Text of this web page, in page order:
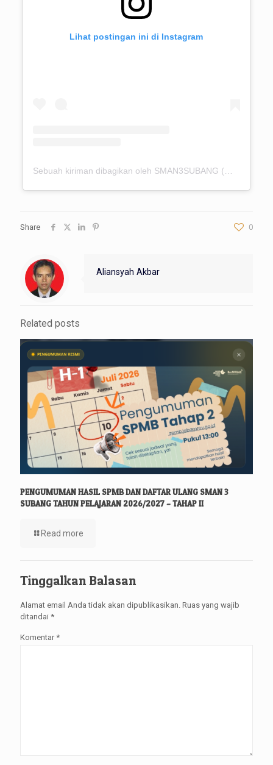
Lihat postingan ini di Instagram
Share 0
Aliansyah Akbar
Related posts
PENGUMUMAN HASIL SPMB DAN DAFTAR ULANG SMAN 3
SUBANG TAHUN PELAJARAN 2026/2027 – TAHAP II
Read more
Tinggalkan Balasan
Alamat email Anda tidak akan dipublikasikan. Ruas yang wajib
ditandai *
Komentar *